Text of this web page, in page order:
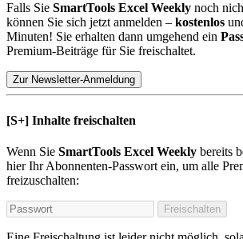
Falls Sie SmartTools Excel Weekly noch
können Sie sich jetzt anmelden – kostenlos
Minuten! Sie erhalten dann umgehend ein
Premium-Beiträge für Sie freischaltet.
Zur Newsletter-Anmeldung
[S+] Inhalte freischalten
Wenn Sie SmartTools Excel Weekly bereits
hier Ihr Abonnenten-Passwort ein, um alle
freizuschalten:
Freischalten